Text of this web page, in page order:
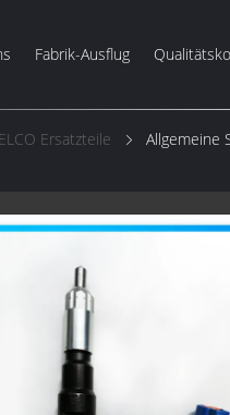
Fabrik-Ausflug
Ersatzteile Allgemeine